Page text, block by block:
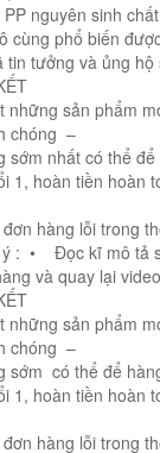
nguyên sinh
cùng phổ biến
tin tưởng và ủng
những sản phẩm
chóng –
sớm nhất có thể
1, hoàn tiền hoàn
hàng lỗi trong
ý : • Đọc kĩ mô tả
và quay lại
những sản phẩm
chóng –
sớm có thể để
1, hoàn tiền hoàn
hàng lỗi trong